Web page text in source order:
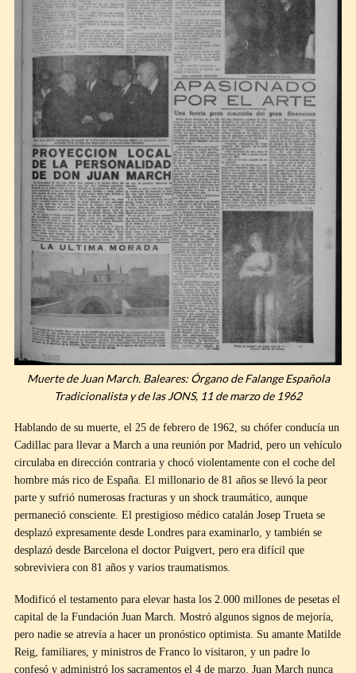
Muerte de Juan March. Baleares: Órgano de Falange Española
Tradicionalista y de las JONS, 11 de marzo de 1962
Hablando de su muerte, el 25 de febrero de 1962, su chófer conducía un
Cadillac para llevar a March a una reunión por Madrid, pero un vehículo
circulaba en dirección contraria y chocó violentamente con el coche del
hombre más rico de España. El millonario de 81 años se llevó la peor
parte y sufrió numerosas fracturas y un shock traumático, aunque
permaneció consciente. El prestigioso médico catalán Josep Trueta se
desplazó expresamente desde Londres para examinarlo, y también se
desplazó desde Barcelona el doctor Puigvert, pero era difícil que
sobreviviera con 81 años y varios traumatismos.
Modificó el testamento para elevar hasta los 2.000 millones de pesetas el
capital de la Fundación Juan March. Mostró algunos signos de mejoría,
pero nadie se atrevía a hacer un pronóstico optimista. Su amante Matilde
Reig, familiares, y ministros de Franco lo visitaron, y un padre lo
confesó y administró los sacramentos el 4 de marzo. Juan March nunca